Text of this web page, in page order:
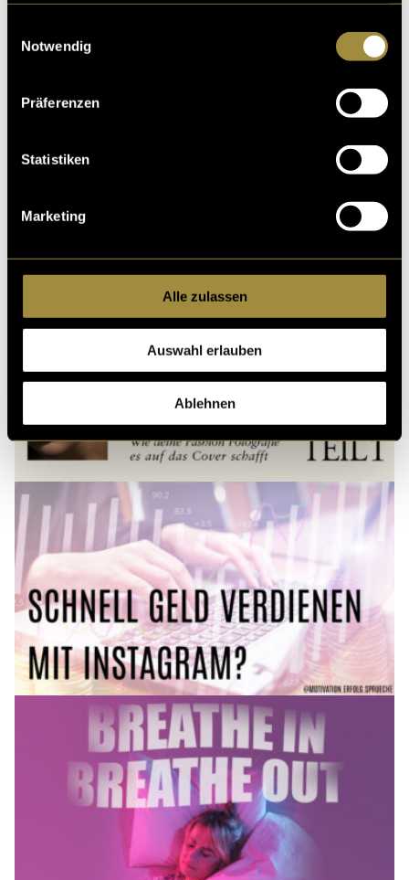
Notwendig
Präferenzen
Statistiken
Marketing
Alle zulassen
Auswahl erlauben
Ablehnen
Kritik
Ähnliche Artikel